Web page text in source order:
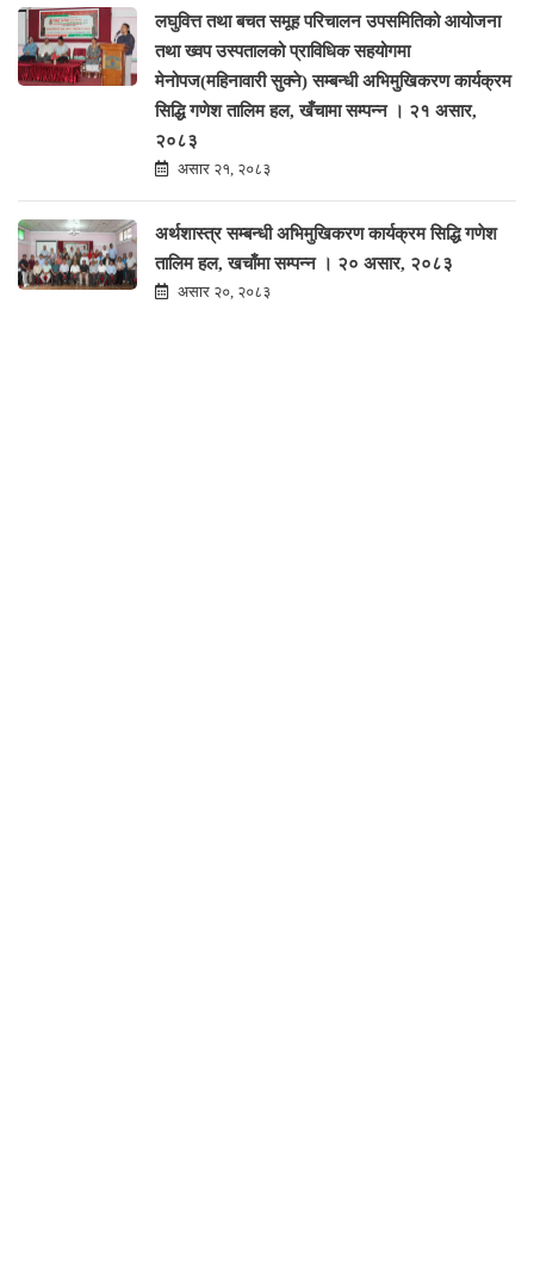
लघुवित्त तथा बचत समूह परिचालन उपसमितिको आयोजना
तथा ख्वप उस्पतालको प्राविधिक सहयोगमा
मेनोपज(महिनावारी सुक्ने) सम्बन्धी अभिमुखिकरण कार्यक्रम
सिद्धि गणेश तालिम हल, खँचामा सम्पन्न । २१ असार,
२०८३
असार २१, २०८३
अर्थशास्त्र सम्बन्धी अभिमुखिकरण कार्यक्रम सिद्धि गणेश
तालिम हल, खचाँमा सम्पन्न । २० असार, २०८३
असार २०, २०८३